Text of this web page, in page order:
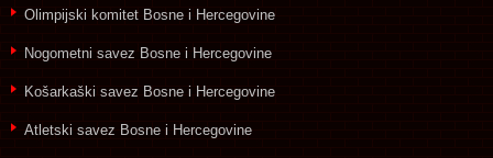
Olimpijski komitet Bosne i Hercegovine
Nogometni savez Bosne i Hercegovine
Košarkaški savez Bosne i Hercegovine
Atletski savez Bosne i Hercegovine